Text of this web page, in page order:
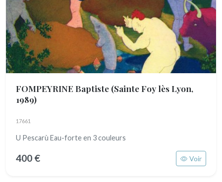
FOMPEYRINE Baptiste (Sainte Foy lès Lyon,
1989)
17661
U Pescarù Eau-forte en 3 couleurs
400 € Voir